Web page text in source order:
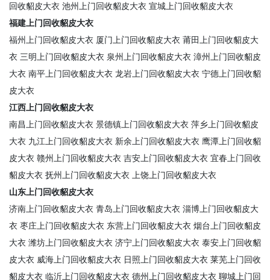
回收貂皮大衣 池州上门回收貂皮大衣 宣城上门回收貂皮大衣
福建上门回收貂皮大衣
福州上门回收貂皮大衣 厦门上门回收貂皮大衣 莆田上门回收貂皮大
衣 三明上门回收貂皮大衣 泉州上门回收貂皮大衣 漳州上门回收貂皮
大衣 南平上门回收貂皮大衣 龙岩上门回收貂皮大衣 宁德上门回收貂
皮大衣
江西上门回收貂皮大衣
南昌上门回收貂皮大衣 景德镇上门回收貂皮大衣 萍乡上门回收貂皮
大衣 九江上门回收貂皮大衣 新余上门回收貂皮大衣 鹰潭上门回收貂
皮大衣 赣州上门回收貂皮大衣 吉安上门回收貂皮大衣 宜春上门回收
貂皮大衣 抚州上门回收貂皮大衣 上饶上门回收貂皮大衣
山东上门回收貂皮大衣
济南上门回收貂皮大衣 青岛上门回收貂皮大衣 淄博上门回收貂皮大
衣 枣庄上门回收貂皮大衣 东营上门回收貂皮大衣 烟台上门回收貂皮
大衣 潍坊上门回收貂皮大衣 济宁上门回收貂皮大衣 泰安上门回收貂
皮大衣 威海上门回收貂皮大衣 日照上门回收貂皮大衣 莱芜上门回收
貂皮大衣 临沂上门回收貂皮大衣 德州上门回收貂皮大衣 聊城上门回